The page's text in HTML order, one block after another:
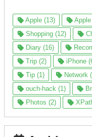
Apple (13) Apple
Shopping (12)
Diary (16)
Trip (2)
iPhone
Tip (1)
Network
ouch-hack (1)
Photos (2)